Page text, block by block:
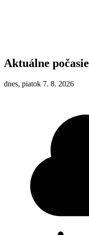
Aktuálne počasie
dnes, piatok 7. 8. 2026